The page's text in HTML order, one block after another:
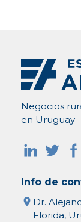
Negocios
en Uruguay
Info de
Dr.
Florida,